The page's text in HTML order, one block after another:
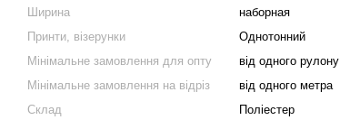
Ширина
наборная
Принти, візерунки
Однотонний
Мінімальне замовлення для опту
від одного рулону
Мінімальне замовлення на відріз
від одного метра
Склад
Поліестер